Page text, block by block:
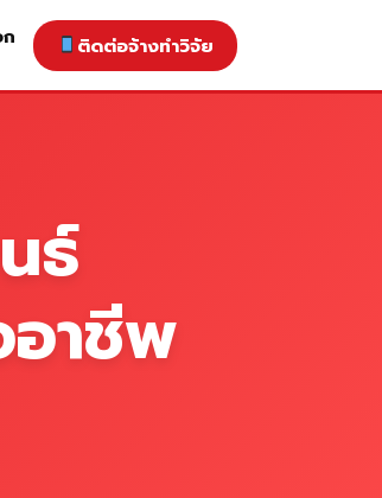
ต่อจ้างทำวิจัย เกี่ยวกับเรา
ติดต่อจ้างทำวิจัย
ธ์
าชีพ